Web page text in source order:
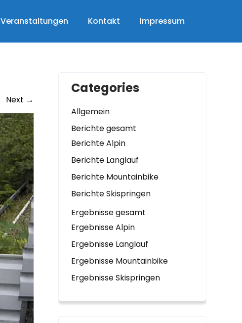
Veranstaltungen Kontakt Impressum
Next →
Categories
Allgemein
Berichte gesamt
Berichte Alpin
Berichte Langlauf
Berichte Mountainbike
Berichte Skispringen
Ergebnisse gesamt
Ergebnisse Alpin
Ergebnisse Langlauf
Ergebnisse Mountainbike
Ergebnisse Skispringen